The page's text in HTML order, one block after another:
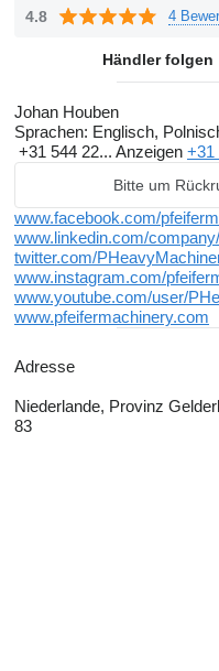
4.8 4
Händler folgen
Johan Houben
Sprachen: Englisch,
+31 544 22... Anzeigen +31
Bitte um
www.facebook.com/
www.linkedin.com/
twitter.com/
www.instagram.com/
www.youtube.com/user/
www.pfeifermachinery.com
Adresse
Niederlande, Provinz
83